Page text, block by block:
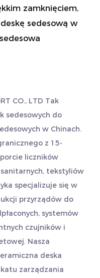
zamknięciem,
sedesową w
CO., LTD Tak
sedesowych do
w Chinach.
z 15-
liczników
tekstyliów
specjalizuje się w
przyrządów do
systemów
czujników i
Nasza
deska
zarządzania